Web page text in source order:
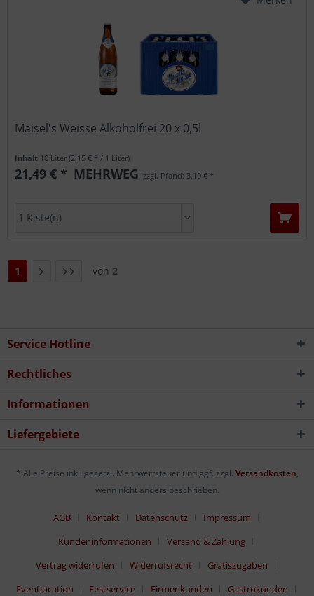
Maisel's Weisse Alkoholfrei 20 x 0,5l
Inhalt 10 Liter(2,15 € * / 1 Liter)
21,49 € * MEHRWEG zzgl. Pfand: 3,10 € *
1 von 2
Service Hotline
Rechtliches
Informationen
Liefergebiete
* Alle Preise inkl. gesetzl. Mehrwertsteuer und ggf. zzgl. Versandkosten,
wenn nicht anders beschrieben.
AGB Kontakt Datenschutz
Impressum
Kundeninformationen
Versand & Zahlung
Vertrag widerrufen
Widerrufsrecht
Gratiszugaben
Eventlocation
Festservice Firmenkunden Gastrokunden